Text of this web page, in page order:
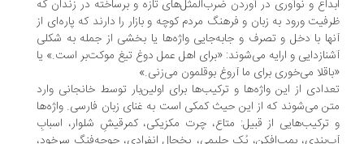
و نوآوری در آوردن ضرب‌المثل‌های تازه و برساخته در زندان که
ورود به زبان و فرهنگ مردم کوچه و بازار را دارند که پاره‌ای از
با دخل و تصرف و جابه‌جایی واژه‌ها یا بخشی از جمله‌ به شکلی
و ارایه می‌شوند: «برای اهل عمل دوغ تیغ موکت‌بر است.» یا
می‌خوری برای ما آروغ بوقلمون می‌زنی.»
از این واژه‌ها و ترکیب‌ها برای اولین‌بار توسط خانجانی وارد
می‌شوند که از این حیث کمکی است به غنای زبان فارسی. واژه‌ها
از قبیل: متاع، چرت مکزیکی، کمرقیشِ شلوار، اسبابِ